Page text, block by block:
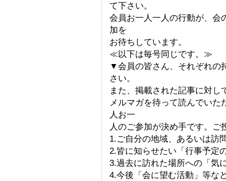
て下さい。
会員お一人一人の行動が、会
加を
お待ちしています。
≪以下は毎号同じです。≫
▼会員の皆さん、それぞれの
さい。
また、掲載された記事に対
メルマガを待って読んでいた
人お一
人のご参加が決め手です。ご
1.ご自分の地域、あるいは訪
2.皆に知らせたい「行事予定
3.過去に訪れた場所への「気
4.今後「会に望む活動」等な